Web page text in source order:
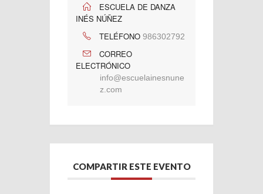
ESCUELA DE DANZA
INÉS NÚÑEZ
TELÉFONO 986302792
CORREO
ELECTRÓNICO
info@escuelainesnune
z.com
COMPARTIR ESTE EVENTO